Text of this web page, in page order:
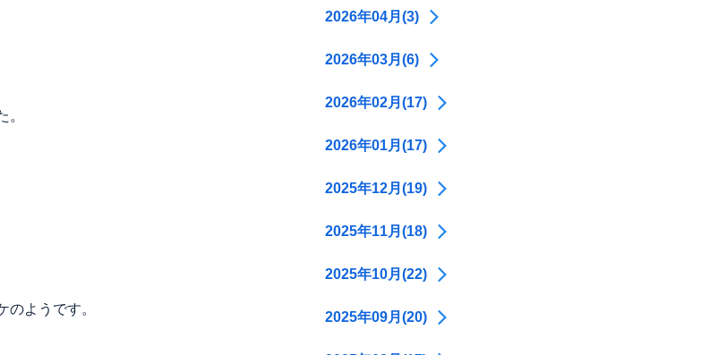
ようです。
2026年04月(3)
2026年03月(6)
2026年02月(17)
2026年01月(17)
2025年12月(19)
2025年11月(18)
2025年10月(22)
2025年09月(20)